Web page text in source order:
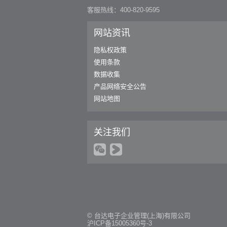
客服热线：400-820-9595
网站资讯
隐私权政策
使用条款
数据收集
产品网络安全公告
网站地图
关注我们
© 台达电子企业管理(上海)有限公司
沪ICP备15005360号-3